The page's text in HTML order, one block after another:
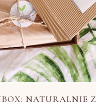
NATURALNIE Z